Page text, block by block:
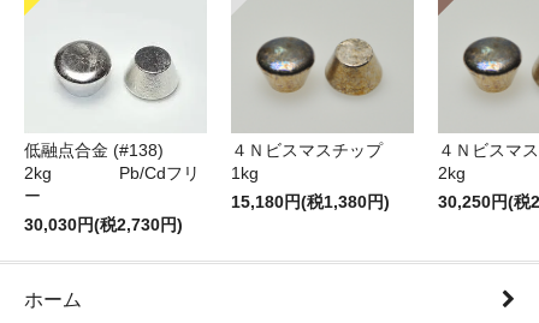
低融点合金 (#138)
2kg Pb/Cdフリ
ー
30,030円(税2,730円)
４Ｎビスマスチップ
1kg
15,180円(税1,380円)
４Ｎビスマ
2kg
30,250円(税
ホーム